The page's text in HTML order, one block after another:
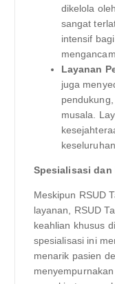
dikelola
sangat
intensif
Layanan
juga
musala.
keseluruhan.
Spesialisasi
Meskipun RSUD
layanan, RSUD
keahlian khusus
spesialisasi ini
menarik pasien